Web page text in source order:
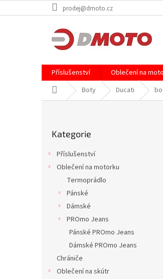
na
prodej@dmoto.cz
Příslušenství Oblečení na
Domů Boty Ducati
kategorie
Kategorie
Příslušenství
Oblečení na motorku
Termoprádlo
Pánské
Dámské
PROmo Jeans
Pánské PROmo Jeans
Dámské PROmo Jeans
Chrániče
Oblečení na skútr